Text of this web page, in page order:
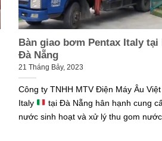
Bàn giao bơm Pentax Italy tại
Đà Nẵng
21 Tháng Bảy, 2023
Công ty TNHH MTV Điện Máy Âu
Italy
tại Đà Nẵng hân hạnh cung
nước sinh hoạt và xử lý thu gom nước